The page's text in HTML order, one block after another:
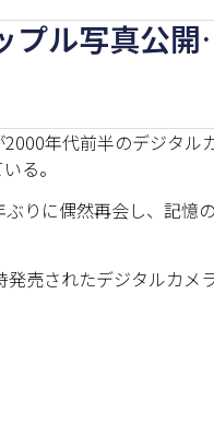
プル写真公
年代前半のデジタル
る。
りに偶然再会し、記憶
売されたデジタルカメ